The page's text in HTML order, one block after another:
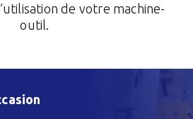
de votre machine-
outil.